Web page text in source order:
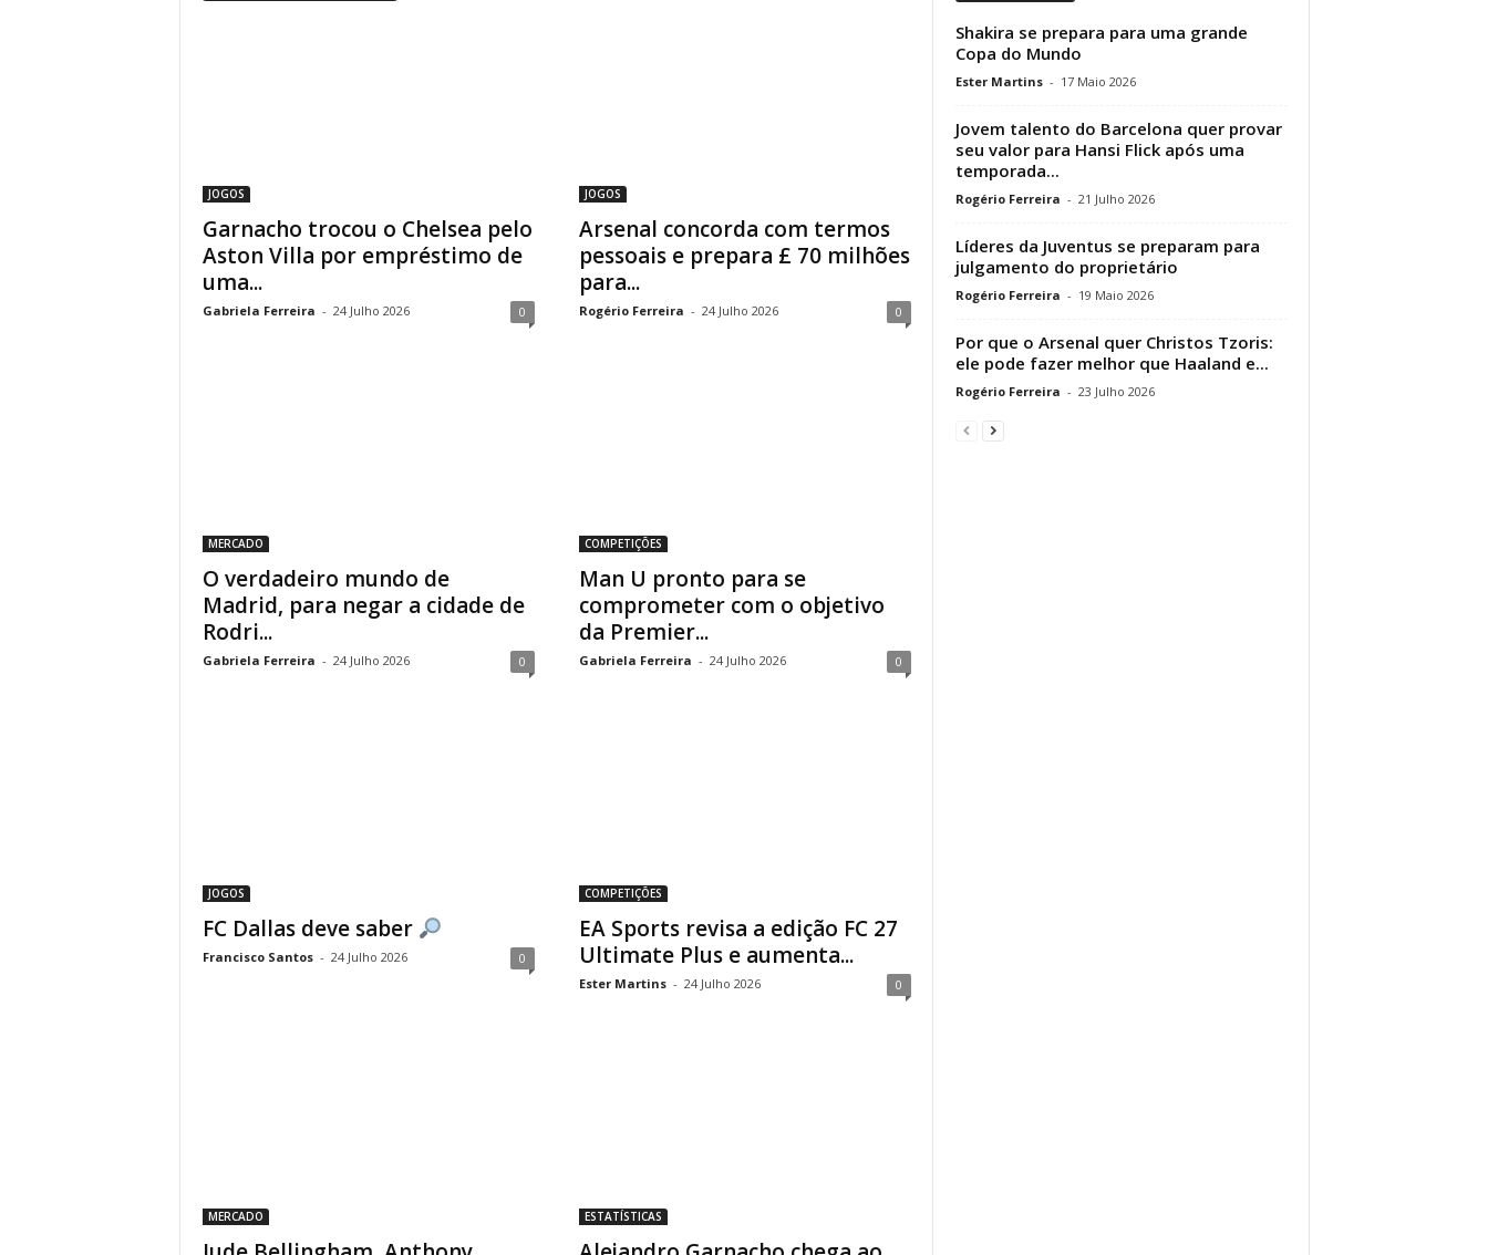
JOGOS
Garnacho trocou o Chelsea pelo
Aston Villa por empréstimo de
uma...
Gabriela Ferreira - 24 Julho 2026 0
JOGOS
Arsenal concorda com termos
pessoais e prepara £ 70 milhões
para...
Rogério Ferreira - 24 Julho 2026 0
MERCADO
O verdadeiro mundo de
Madrid, para negar a cidade de
Rodri...
Gabriela Ferreira - 24 Julho 2026 0
COMPETIÇÕES
Man U pronto para se
comprometer com o objetivo
da Premier...
Gabriela Ferreira - 24 Julho 2026 0
JOGOS
FC Dallas deve saber
Francisco Santos - 24 Julho 2026 0
COMPETIÇÕES
EA Sports revisa a edição FC 27
Ultimate Plus e aumenta...
Ester Martins - 24 Julho 2026 0
MERCADO ESTATÍSTICAS
Shakira se prepara para uma grande
Copa do Mundo
Ester Martins - 17 Maio 2026
Jovem talento do Barcelona quer provar
seu valor para Hansi Flick após uma
temporada...
Rogério Ferreira - 21 Julho 2026
Líderes da Juventus se preparam para
julgamento do proprietário
Rogério Ferreira - 19 Maio 2026
Por que o Arsenal quer Christos Tzoris:
ele pode fazer melhor que Haaland e...
Rogério Ferreira - 23 Julho 2026